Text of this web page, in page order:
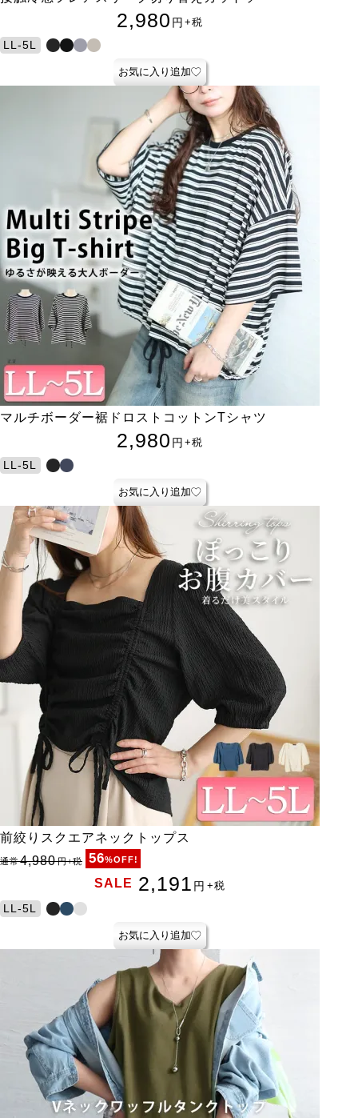
2,980 円 +税
LL-5L
お気に入り追加
マルチボーダー裾ドロストコットンTシャツ
2,980 円 +税
LL-5L
お気に入り追加
前絞りスクエアネックトップス
通常4,980円+税 56%OFF!
SALE 2,191 円 +税
LL-5L
お気に入り追加